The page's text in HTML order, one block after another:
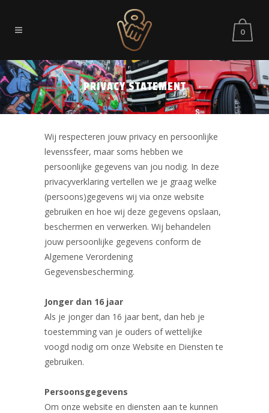
0
PRIVACY STATEMENT
Wij respecteren jouw privacy en persoonlijke
levenssfeer, maar soms hebben we
persoonlijke gegevens van jou nodig. In deze
privacyverklaring vertellen we je graag welke
(persoons)gegevens wij via onze website
gebruiken en hoe wij deze gegevens opslaan,
beschermen en verwerken. Wij behandelen
jouw persoonlijke gegevens conform de
Algemene Verordening
Gegevensbescherming.
Jonger dan 16 jaar
Als je jonger dan 16 jaar bent, dan heb je
toestemming van je ouders of wettelijke
voogd nodig om onze Website en Diensten te
gebruiken.
Persoonsgegevens
Om onze website en diensten aan te kunnen